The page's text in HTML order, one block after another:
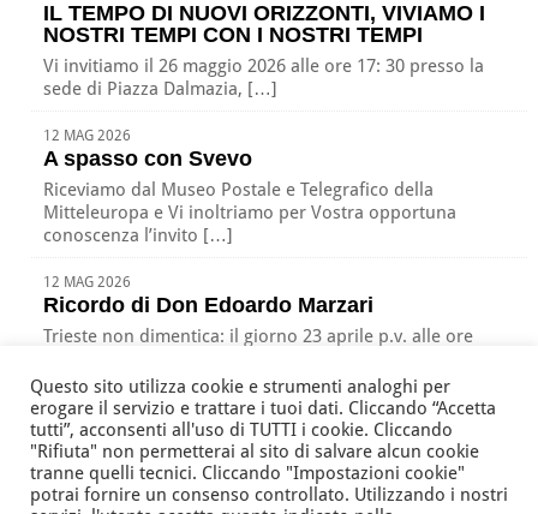
IL TEMPO DI NUOVI ORIZZONTI, VIVIAMO I
NOSTRI TEMPI CON I NOSTRI TEMPI
Vi invitiamo il 26 maggio 2026 alle ore 17: 30 presso la
sede di Piazza Dalmazia, […]
12 MAG 2026
A spasso con Svevo
Riceviamo dal Museo Postale e Telegrafico della
Mitteleuropa e Vi inoltriamo per Vostra opportuna
conoscenza l’invito […]
12 MAG 2026
Ricordo di Don Edoardo Marzari
Trieste non dimentica: il giorno 23 aprile p.v. alle ore
Associazione Nazionale Tutte le Età Attive per la Solidarietà
della Regione Friuli Venezia Giulia ODV
via Battistig, 60 -33100Udine Tel/Fax +39 0432 246432
Questo sito utilizza cookie e strumenti analoghi per
erogare il servizio e trattare i tuoi dati. Cliccando “Accetta
tutti”, acconsenti all'uso di TUTTI i cookie. Cliccando
"Rifiuta" non permetterai al sito di salvare alcun cookie
tranne quelli tecnici. Cliccando "Impostazioni cookie"
potrai fornire un consenso controllato. Utilizzando i nostri